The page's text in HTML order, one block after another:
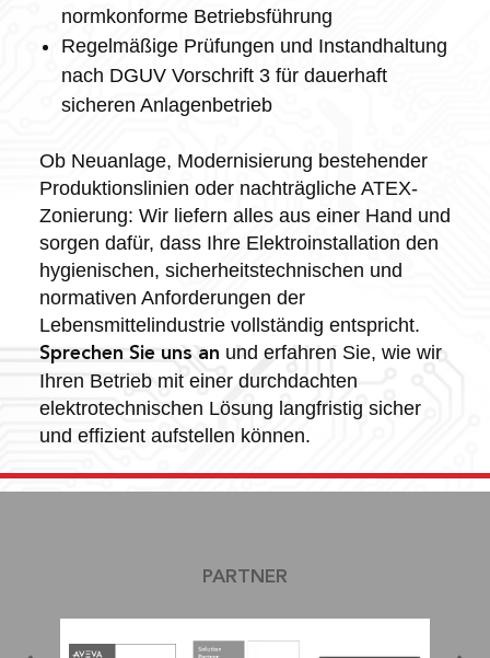
normkonforme Betriebsführung
Regelmäßige Prüfungen und Instandhaltung
nach DGUV Vorschrift 3 für dauerhaft
sicheren Anlagenbetrieb
Ob Neuanlage, Modernisierung bestehender
Produktionslinien oder nachträgliche ATEX-
Zonierung: Wir liefern alles aus einer Hand und
sorgen dafür, dass Ihre Elektroinstallation den
hygienischen, sicherheitstechnischen und
normativen Anforderungen der
Lebensmittelindustrie vollständig entspricht.
Sprechen Sie uns an und erfahren Sie, wie wir
Ihren Betrieb mit einer durchdachten
elektrotechnischen Lösung langfristig sicher
und effizient aufstellen können.
PARTNER